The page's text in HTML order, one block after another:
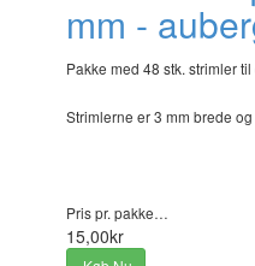
mm -
Pakke med 48 stk. strimler
Strimlerne er 3 mm brede
Pris pr. pakke…
15,00kr